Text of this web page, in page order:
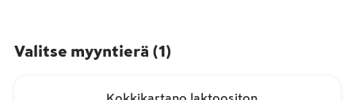
Valitse myyntierä (1 )